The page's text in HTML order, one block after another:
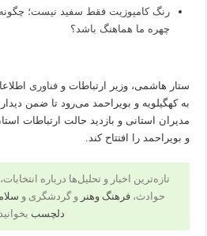
رنگ کامپوزیت فقط سفید نیست؛ چگونه
چهره ما هماهنگ باشد؟
ستار هاشمی، وزیر ارتباطات وفناوری
به کهگیلویه و بویراحمد می‌رود تا ضمن
مدیران استانی و بازدید حالت ارتباطات
و بویراحمد را افتتاح کند.
تازه‌ترین اخبار و تحلیل‌ها درباره
حوادث، فرهنگ وهنر و گردشگری و
دلچسب